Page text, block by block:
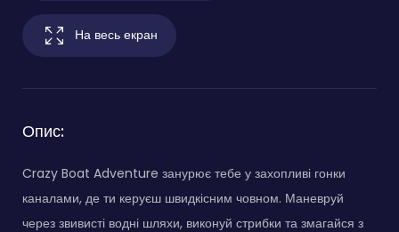
На весь екран
Опис:
Crazy Boat Adventure занурює тебе у захопливі гонки
каналами, де ти керуєш швидкісним човном. Маневруй
через звивисті водні шляхи, виконуй стрибки та змагайся з